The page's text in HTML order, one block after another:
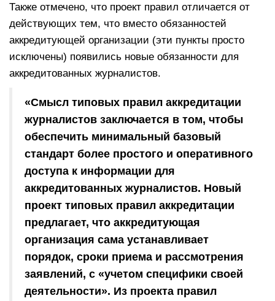
Также отмечено, что проект правил отличается от
действующих тем, что вместо обязанностей
аккредитующей организации (эти пункты просто
исключены) появились новые обязанности для
аккредитованных журналистов.
«Смысл типовых правил аккредитации
журналистов заключается в том, чтобы
обеспечить минимальный базовый
стандарт более простого и оперативного
доступа к информации для
аккредитованных журналистов. Новый
проект типовых правил аккредитации
предлагает, что аккредитующая
организация сама устанавливает
порядок, сроки приема и рассмотрения
заявлений, с «учетом специфики своей
деятельности». Из проекта правил